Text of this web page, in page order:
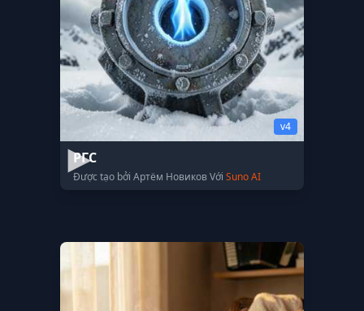
v4
РГС
Được tạo bởi Артём Новиков Với Suno AI